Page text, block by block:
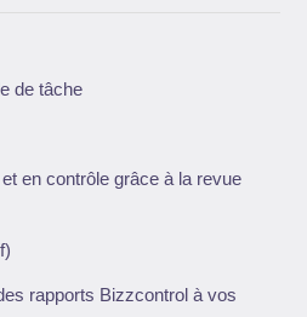
de tâche
en contrôle grâce à la revue
rapports Bizzcontrol à vos